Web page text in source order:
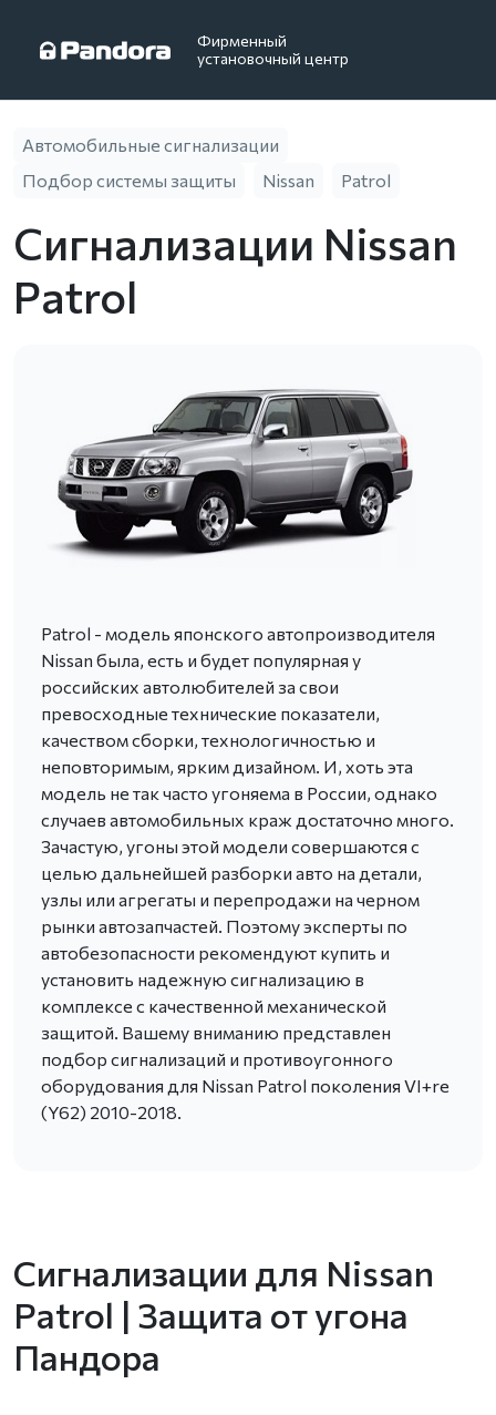
Фирменный
установочный центр
Автомобильные сигнализации
Подбор системы защиты
Nissan Patrol
Сигнализации Nissan
Patrol
Patrol - модель японского автопроизводителя
Nissan была, есть и будет популярная у
российских автолюбителей за свои
превосходные технические показатели,
качеством сборки, технологичностью и
неповторимым, ярким дизайном. И, хоть эта
модель не так часто угоняема в России, однако
случаев автомобильных краж достаточно много.
Зачастую, угоны этой модели совершаются с
целью дальнейшей разборки авто на детали,
узлы или агрегаты и перепродажи на черном
рынки автозапчастей. Поэтому эксперты по
автобезопасности рекомендуют купить и
установить надежную сигнализацию в
комплексе с качественной механической
защитой. Вашему вниманию представлен
подбор сигнализаций и противоугонного
оборудования для Nissan Patrol поколения VI+re
(Y62) 2010-2018.
Сигнализации для Nissan
Patrol | Защита от угона
Пандора